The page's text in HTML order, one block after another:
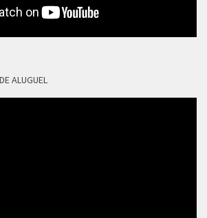
ALUGUEL